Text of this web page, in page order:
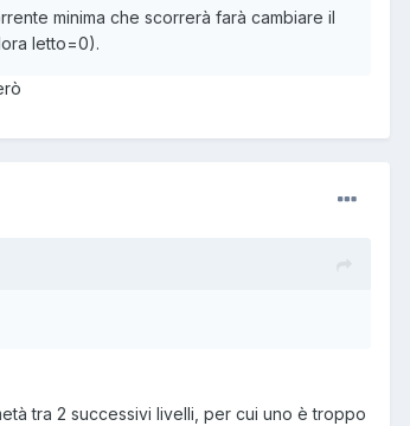
minima che scorrerà farà cambiare il
letto=0).
tra 2 successivi livelli, per cui uno è troppo